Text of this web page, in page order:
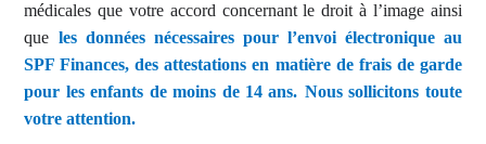
médicales que votre accord concernant le droit à l’image ainsi
que les données nécessaires pour l’envoi électronique au
SPF Finances, des attestations en matière de frais de garde
pour les enfants de moins de 14 ans. Nous sollicitons toute
votre attention.